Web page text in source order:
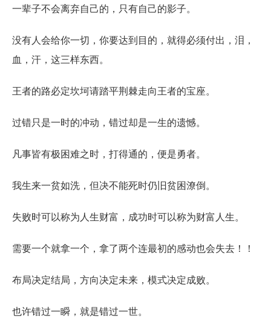
一辈子不会离弃自己的，只有自己的影子。
没有人会给你一切，你要达到目的，就得必须付出，泪，
血，汗，这三样东西。
王者的路必定坎坷请踏平荆棘走向王者的宝座。
过错只是一时的冲动，错过却是一生的遗憾。
凡事皆有极困难之时，打得通的，便是勇者。
我生来一贫如洗，但决不能死时仍旧贫困潦倒。
失败时可以称为人生财富，成功时可以称为财富人生。
需要一个就拿一个，拿了两个连最初的感动也会失去！！
布局决定结局，方向决定未来，模式决定成败。
也许错过一瞬，就是错过一世。